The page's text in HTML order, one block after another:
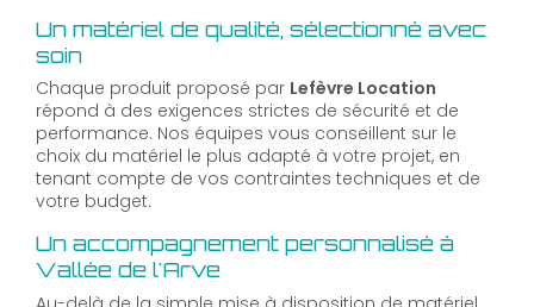
Un matériel de qualité, sélectionné avec
soin
Chaque produit proposé par Lefèvre Location
répond à des exigences strictes de sécurité et de
performance. Nos équipes vous conseillent sur le
choix du matériel le plus adapté à votre projet, en
tenant compte de vos contraintes techniques et de
votre budget.
Un accompagnement personnalisé à
Vallée de l'Arve